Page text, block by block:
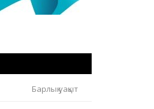
Барлық уақыт